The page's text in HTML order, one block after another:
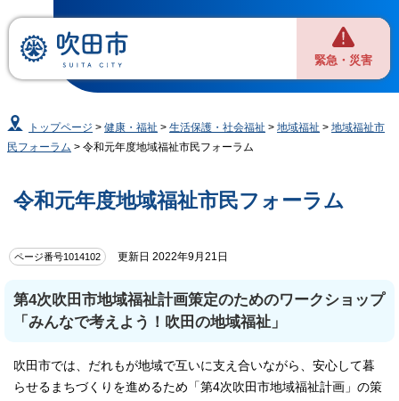
緊急・災害
トップページ >健康・福祉 >生活保護・社会福祉 >地域福祉 >地域福祉市
民フォーラム > 令和元年度地域福祉市民フォーラム
令和元年度地域福祉市民フォーラム
ページ番号1014102 更新日 2022年9月21日
第4次吹田市地域福祉計画策定のためのワークショップ
「みんなで考えよう！吹田の地域福祉」
吹田市では、だれもが地域で互いに支え合いながら、安心して暮
らせるまちづくりを進めるため「第4次吹田市地域福祉計画」の策